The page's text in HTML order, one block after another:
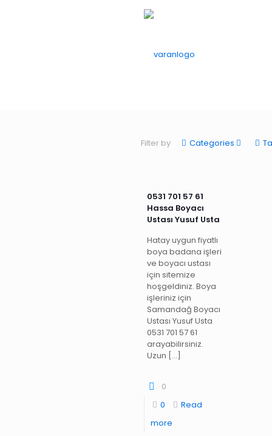
Filter by Categories
0531 701 57 61
Hassa Boyacı
Ustası Yusuf Usta
Hatay uygun fiyatlı
boya badana işleri
ve boyacı ustası
için sitemize
hoşgeldiniz. Boya
işleriniz için
Samandağ Boyacı
Ustası Yusuf Usta
0531 701 57 61
arayabilirsiniz.
Uzun […]
0
0
Read
more